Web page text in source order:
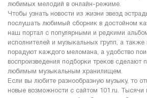
любимых мелодий в онлайн-режиме.
Чтобы узнать новости из жизни звезд
послушать любимый сборник в достойном
наш портал с популярными и редкими
исполнителей и музыкальных групп, а также
порадуют каждого меломана, а удобство
воспроизведения подборки треков сделают
любимым музыкальным хранилищем.
Если вы любите разнообразную музыку, то
новые возможности с сайтом 101.ru. Тысячи